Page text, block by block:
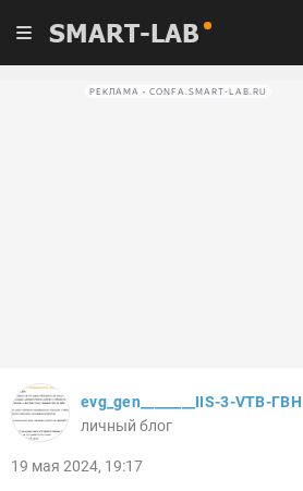
SMART-LAB
РЕКЛАМА • CONFA.SMART-LAB.RU
evg_gen________IIS-3-VTB-ГВН
личный блог
19 мая 2024, 19:17